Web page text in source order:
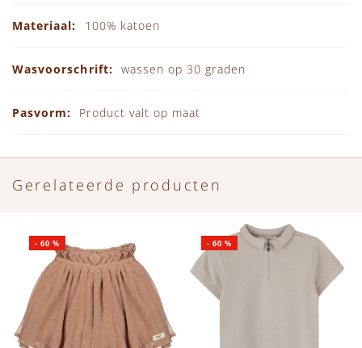
100% katoen
wassen op 30 graden
Product valt op maat
Gerelateerde producten
-60 % -60 %